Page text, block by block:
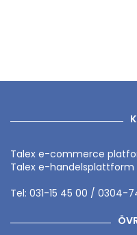
Talex e-commerce
Talex e-handelsplattform
Tel: 031-15 45 00 / 0304-